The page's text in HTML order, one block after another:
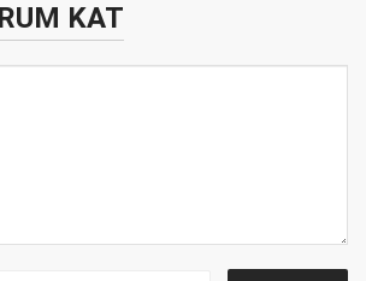
KAT